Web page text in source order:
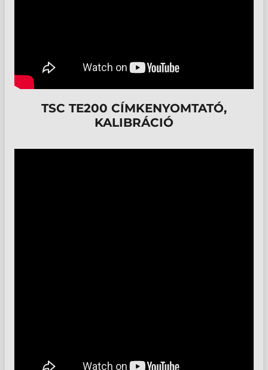
TSC TE200 CÍMKENYOMTATÓ,
KALIBRÁCIÓ